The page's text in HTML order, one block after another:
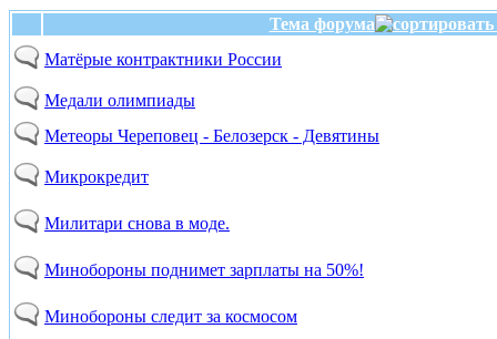
Тема форума
Матёрые контрактники России
Медали олимпиады
Метеоры Череповец - Белозерск - Девятины
Микрокредит
Милитари снова в моде.
Минобороны поднимет зарплаты на 50%!
Минобороны следит за космосом